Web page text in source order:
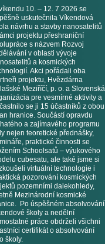
10. – 12. 7 2026 se
uskutečnila Víkendová
návrhu a stavby nanosatelitů
projektu přeshraniční
s názvem Rozvoj
v oblasti vývoje
a kosmických
Akci pořádali oba
projektu, Hvězdárna
Meziříčí, p. o. a Slovenská
pre vesmírné aktivity a
se ji 15 účastníků z obou
hranice. Součástí opravdu
a zajímavého programu
nejen teoretické přednášky,
praktické činnosti se
Schoolsatů – výukového
cubesatu, ale také jsme si
virtuální technologie i
pozorování kosmických
pozemními dalekohledy,
Mezinárodní kosmické
Po úspěšném absolvování
školy a nedělní
práce obdrželi všichni
certifikát o absolvování
školy.